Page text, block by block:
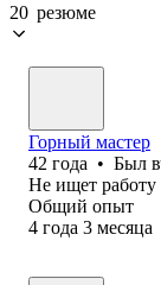
20 резюме
Горный мастер
42 года • Был
Не ищет работу
Общий опыт
4 года 3 месяца